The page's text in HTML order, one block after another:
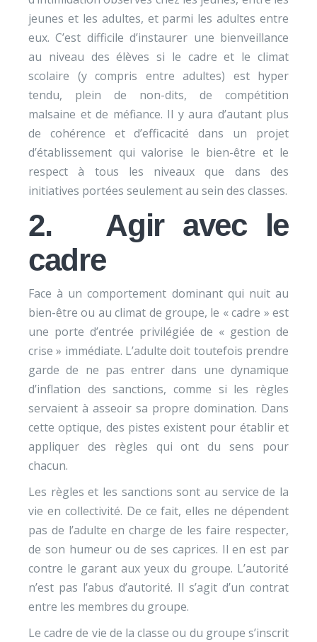
jeunes et les adultes, et parmi les adultes entre
eux. C’est difficile d’instaurer une bienveillance
au niveau des élèves si le cadre et le climat
scolaire (y compris entre adultes) est hyper
tendu, plein de non-dits, de compétition
malsaine et de méfiance. Il y aura d’autant plus
de cohérence et d’efficacité dans un projet
d’établissement qui valorise le bien-être et le
respect à tous les niveaux que dans des
initiatives portées seulement au sein des classes.
2. Agir avec le
cadre
Face à un comportement dominant qui nuit au
bien-être ou au climat de groupe, le « cadre » est
une porte d’entrée privilégiée de « gestion de
crise » immédiate. L’adulte doit toutefois prendre
garde de ne pas entrer dans une dynamique
d’inflation des sanctions, comme si les règles
servaient à asseoir sa propre domination. Dans
cette optique, des pistes existent pour établir et
appliquer des règles qui ont du sens pour
chacun.
Les règles et les sanctions sont au service de la
vie en collectivité. De ce fait, elles ne dépendent
pas de l’adulte en charge de les faire respecter,
de son humeur ou de ses caprices. Il en est par
contre le garant aux yeux du groupe. L’autorité
n’est pas l’abus d’autorité. Il s’agit d’un contrat
entre les membres du groupe.
Le cadre de vie de la classe ou du groupe s’inscrit